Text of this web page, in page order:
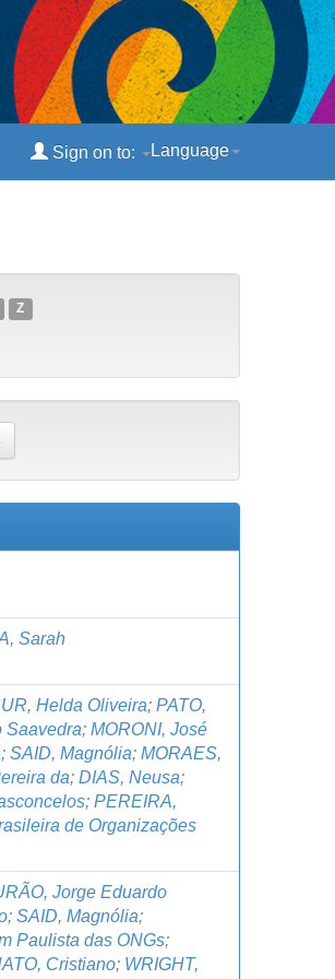
Language
Sign on to:
Z
Sarah
Helda Oliveira; PATO,
Saavedra; MORONI, José
; SAID, Magnólia; MORAES,
da; DIAS, Neusa;
; PEREIRA,
de Organizações
Jorge Eduardo
; SAID, Magnólia;
Paulista das ONGs;
Cristiano; WRIGHT,